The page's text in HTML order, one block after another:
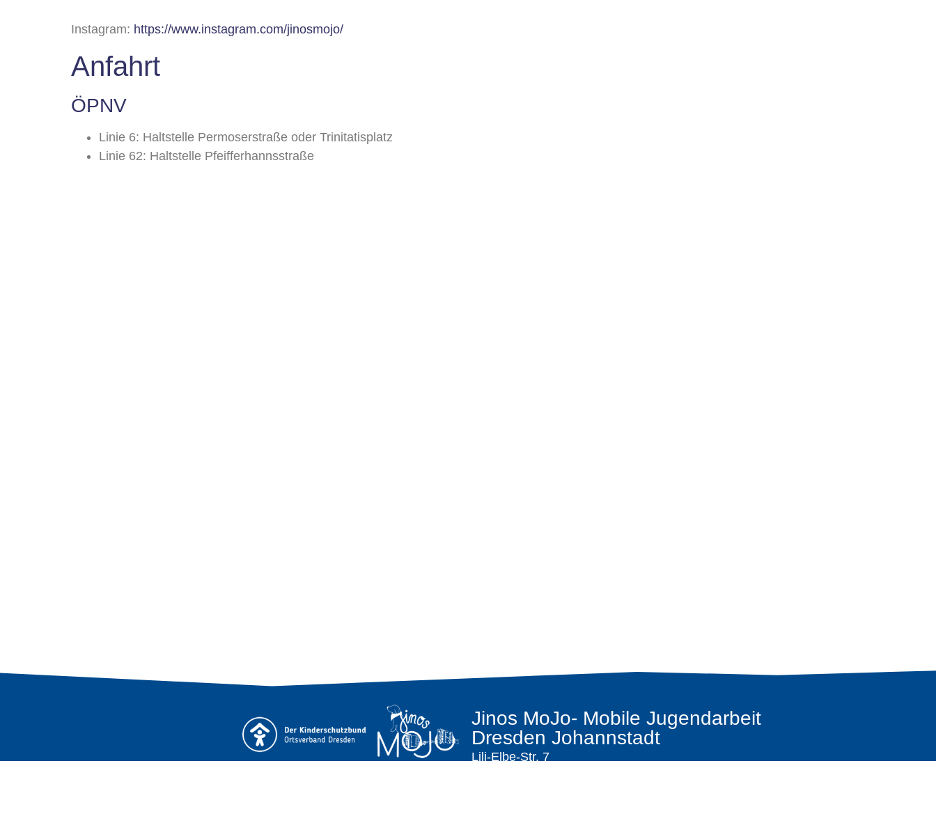
Instagram: https://www.instagram.com/jinosmojo/
Anfahrt
ÖPNV
Linie 6: Haltstelle Permoserstraße oder Trinitatisplatz
Linie 62: Haltstelle Pfeifferhannsstraße
Jinos MoJo- Mobile Jugendarbeit
Dresden Johannstadt
Lili-Elbe-Str. 7